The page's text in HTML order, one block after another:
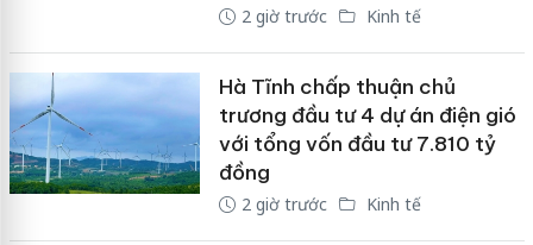
2 giờ trước Kinh tế
Hà Tĩnh chấp thuận chủ
trương đầu tư 4 dự án điện gió
với tổng vốn đầu tư 7.810 tỷ
đồng
2 giờ trước Kinh tế